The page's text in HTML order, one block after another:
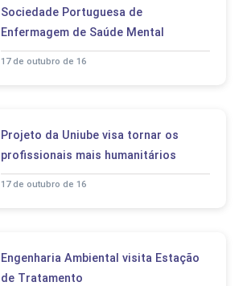
Sociedade Portuguesa de
Enfermagem de Saúde Mental
17 de outubro de 16
Projeto da Uniube visa tornar os
profissionais mais humanitários
17 de outubro de 16
Engenharia Ambiental visita Estação
de Tratamento